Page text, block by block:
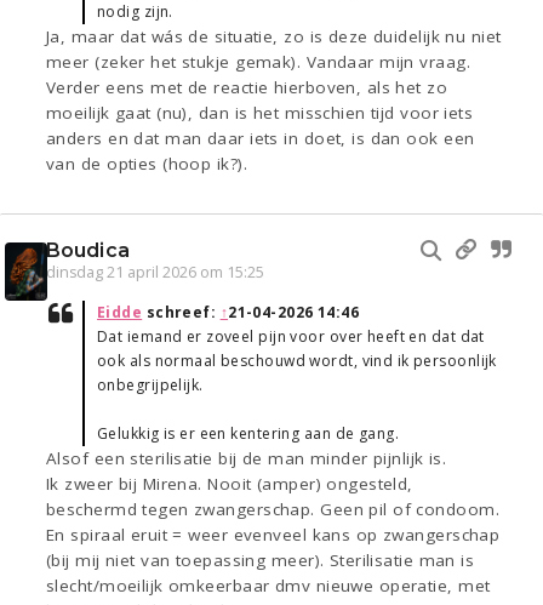
nodig zijn.
Ja, maar dat wás de situatie, zo is deze duidelijk nu niet
meer (zeker het stukje gemak). Vandaar mijn vraag.
Verder eens met de reactie hierboven, als het zo
moeilijk gaat (nu), dan is het misschien tijd voor iets
anders en dat man daar iets in doet, is dan ook een
van de opties (hoop ik?).
Boudica
dinsdag 21 april 2026 om 15:25
Eidde schreef: ↑21-04-2026 14:46
Dat iemand er zoveel pijn voor over heeft en dat dat
ook als normaal beschouwd wordt, vind ik persoonlijk
onbegrijpelijk.
Gelukkig is er een kentering aan de gang.
Alsof een sterilisatie bij de man minder pijnlijk is.
Ik zweer bij Mirena. Nooit (amper) ongesteld,
beschermd tegen zwangerschap. Geen pil of condoom.
En spiraal eruit = weer evenveel kans op zwangerschap
(bij mij niet van toepassing meer). Sterilisatie man is
slecht/moeilijk omkeerbaar dmv nieuwe operatie, met